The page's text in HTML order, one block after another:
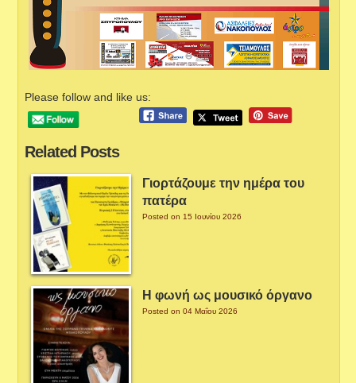
Please follow and like us:
Related Posts
Γιορτάζουμε την ημέρα του
πατέρα
Posted on 15 Ιουνίου 2026
Η φωνή ως μουσικό όργανο
Posted on 04 Μαΐου 2026